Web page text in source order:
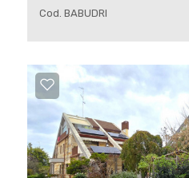
Cod. BABUDRI
4
5
Camere